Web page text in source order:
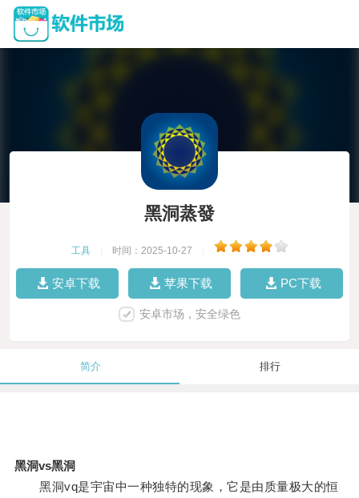
黑洞蒸發
工具 时间：2025-10-27
安卓下载 苹果下载 PC下载
安卓市场，安全绿色
简介 排行
黑洞vs黑洞
黑洞vq是宇宙中一种独特的现象，它是由质量极大的恒